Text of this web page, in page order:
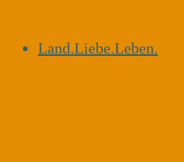
Land.Liebe.Leben.